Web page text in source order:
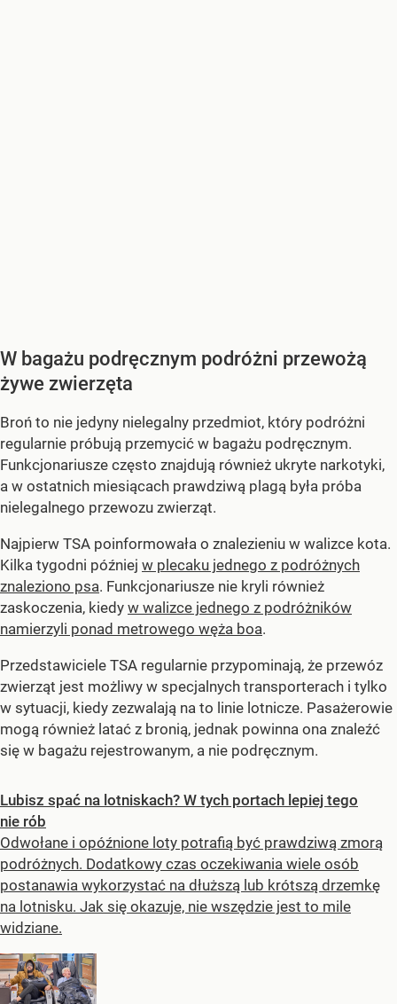
W bagażu podręcznym podróżni przewożą
żywe zwierzęta
Broń to nie jedyny nielegalny przedmiot, który podróżni
regularnie próbują przemycić w bagażu podręcznym.
Funkcjonariusze często znajdują również ukryte narkotyki,
a w ostatnich miesiącach prawdziwą plagą była próba
nielegalnego przewozu zwierząt.
Najpierw TSA poinformowała o znalezieniu w walizce kota.
Kilka tygodni później w plecaku jednego z podróżnych
znaleziono psa. Funkcjonariusze nie kryli również
zaskoczenia, kiedy w walizce jednego z podróżników
namierzyli ponad metrowego węża boa.
Przedstawiciele TSA regularnie przypominają, że przewóz
zwierząt jest możliwy w specjalnych transporterach i tylko
w sytuacji, kiedy zezwalają na to linie lotnicze. Pasażerowie
mogą również latać z bronią, jednak powinna ona znaleźć
się w bagażu rejestrowanym, a nie podręcznym.
Lubisz spać na lotniskach? W tych portach lepiej tego
nie rób
Odwołane i opóźnione loty potrafią być prawdziwą zmorą
podróżnych. Dodatkowy czas oczekiwania wiele osób
postanawia wykorzystać na dłuższą lub krótszą drzemkę
na lotnisku. Jak się okazuje, nie wszędzie jest to mile
widziane.